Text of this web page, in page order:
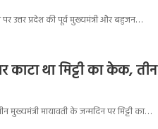
उत्तर प्रदेश की पूर्व मुख्यमंत्री और बहुजन…
था मिट्टी का केक, तीन
मायावती के जन्मदिन पर मिट्टी का…